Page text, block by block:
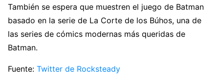
También se espera que muestren el juego de Batman
basado en la serie de La Corte de los Búhos, una de
las series de cómics modernas más queridas de
Batman.
Fuente: Twitter de Rocksteady